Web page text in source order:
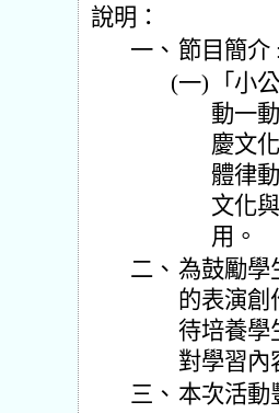
說明：
一、 節目簡介 :
(一)
「小
動一
慶文
體律
文化
用。
二、 為鼓勵學
的表演創
待培養學
對學習內
三、 本次活動